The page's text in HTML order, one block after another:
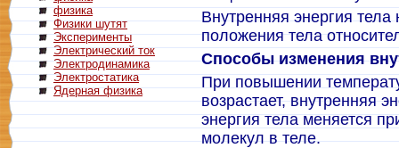
физика
Физики шутят
Эксперименты
Электрический ток
Электродинамика
Электростатика
Ядерная физика
Внутренняя энергия тела
положения тела
Способы изменения
При повышении
возрастает, внутренняя
энергия тела меняется
молекул в теле.